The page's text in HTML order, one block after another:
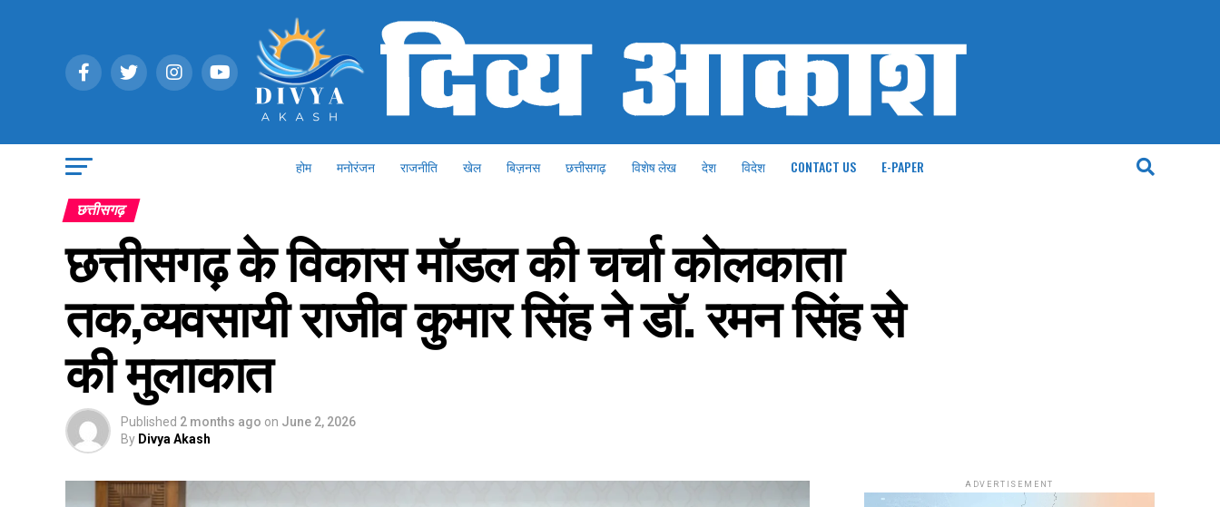
होम मनोरंजन राजनीति खेल बिज़नस छत्तीसगढ़ विशेष लेख देश विदेश CONTACT US E-PAPER
छत्तीसगढ़
छत्तीसगढ़ के विकास मॉडल की चर्चा कोलकाता
तक,व्यवसायी राजीव कुमार सिंह ने डॉ. रमन सिंह से
की मुलाकात
Published 2 months ago on June 2, 2026
By Divya Akash
ADVERTISEMENT